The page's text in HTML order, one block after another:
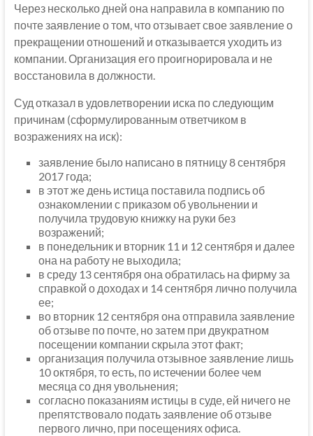
Через несколько дней она направила в компанию по
почте заявление о том, что отзывает свое заявление о
прекращении отношений и отказывается уходить из
компании. Организация его проигнорировала и не
восстановила в должности.
Суд отказал в удовлетворении иска по следующим
причинам (сформулированным ответчиком в
возражениях на иск):
заявление было написано в пятницу 8 сентября
2017 года;
в этот же день истица поставила подпись об
ознакомлении с приказом об увольнении и
получила трудовую книжку на руки без
возражений;
в понедельник и вторник 11 и 12 сентября и далее
она на работу не выходила;
в среду 13 сентября она обратилась на фирму за
справкой о доходах и 14 сентября лично получила
ее;
во вторник 12 сентября она отправила заявление
об отзыве по почте, но затем при двукратном
посещении компании скрыла этот факт;
организация получила отзывное заявление лишь
10 октября, то есть, по истечении более чем
месяца со дня увольнения;
согласно показаниям истицы в суде, ей ничего не
препятствовало подать заявление об отзыве
первого лично, при посещениях офиса.